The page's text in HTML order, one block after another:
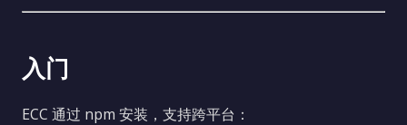
入门
ECC 通过 npm 安装，支持跨平台：